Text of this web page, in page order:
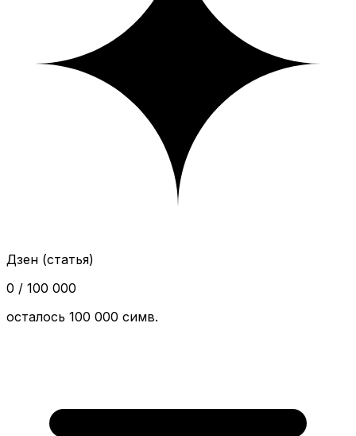
Дзен (статья)
0 / 100 000
осталось 100 000 симв.